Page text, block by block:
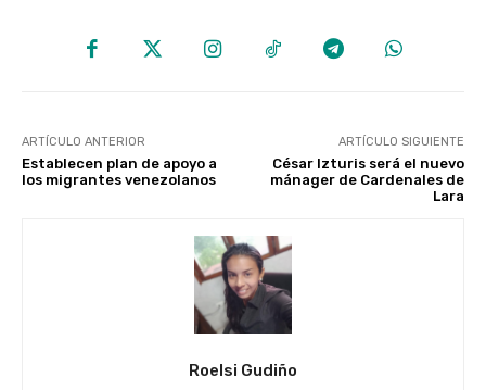
ARTÍCULO ANTERIOR
Establecen plan de apoyo a
los migrantes venezolanos
ARTÍCULO SIGUIENTE
César Izturis será el nuevo
mánager de Cardenales de
Lara
Roelsi Gudiño